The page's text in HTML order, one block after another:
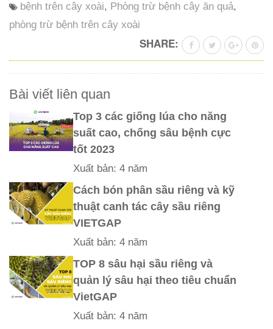
bệnh trên cây xoài, Phòng trừ bệnh cây ăn quả,
phòng trừ bệnh trên cây xoài
SHARE:
Bài viết liên quan
Top 3 các giống lúa cho năng
suất cao, chống sâu bệnh cực
tốt 2023
Xuất bản: 4 năm
Cách bón phân sầu riêng và kỹ
thuật canh tác cây sầu riêng
VIETGAP
Xuất bản: 4 năm
TOP 8 sâu hại sầu riêng và
quản lý sâu hại theo tiêu chuẩn
VietGAP
Xuất bản: 4 năm